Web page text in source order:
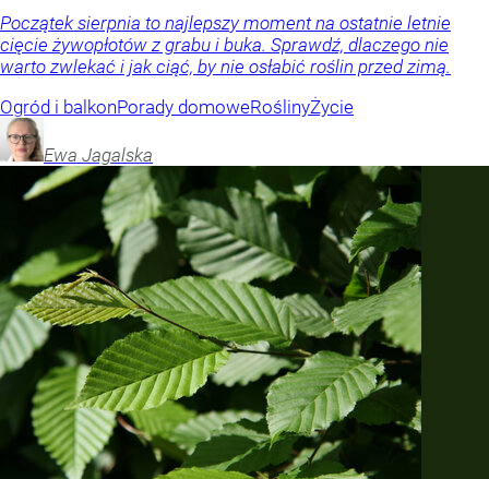
Początek sierpnia to najlepszy moment na ostatnie letnie
cięcie żywopłotów z grabu i buka. Sprawdź, dlaczego nie
warto zwlekać i jak ciąć, by nie osłabić roślin przed zimą.
Ogród i balkonPorady domoweRoślinyŻycie
Ewa Jagalska